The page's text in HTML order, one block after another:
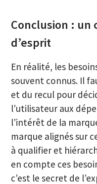
Conclusion : un
d’esprit
En réalité, les
souvent connus. Il
et du recul pour
l’utilisateur aux
l’intérêt de la
marque alignés sur
à qualifier et
en compte ces
c’est le secret de